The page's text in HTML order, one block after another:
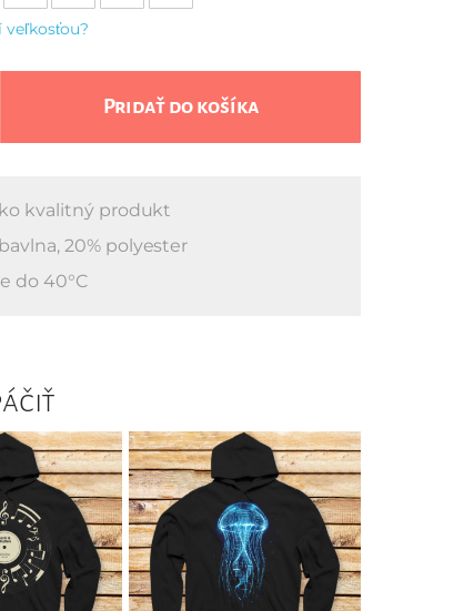
veľkosťou?
Pridať do košíka
kvalitný produkt
20% polyester
do 40°C